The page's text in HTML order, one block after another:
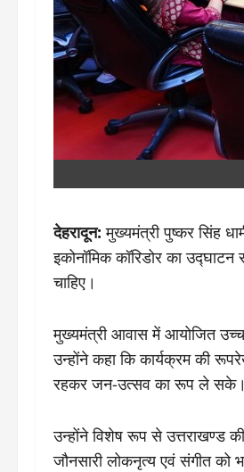
देहरादून: मुख्यमंत्री पुष्कर सिंह
इकोनॉमिक कॉरिडोर का
चाहिए।
मुख्यमंत्री आवास में आयोजित
उन्होंने कहा कि कार्यक्रम की
रहकर जन-उत्सव का रूप ले सके।
उन्होंने विशेष रूप से उत्तराखण्ड
जौनसारी लोकनृत्य एवं संगीत